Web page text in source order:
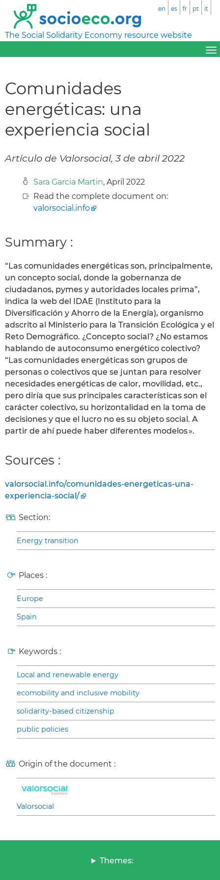
The Social Solidarity Economy resource website
en es fr pt it
Comunidades
energéticas: una
experiencia social
Artículo de Valorsocial, 3 de abril 2022
Sara Garcia Martin, April 2022
Read the complete document on:
valorsocial.info
Summary :
“Las comunidades energéticas son, principalmente,
un concepto social, donde la gobernanza de
ciudadanos, pymes y autoridades locales prima”,
indica la web del IDAE (Instituto para la
Diversificación y Ahorro de la Energía), organismo
adscrito al Ministerio para la Transición Ecológica y el
Reto Demográfico. ¿Concepto social? ¿No estamos
hablando de autoconsumo energético colectivo?
“Las comunidades energéticas son grupos de
personas o colectivos que se juntan para resolver
necesidades energéticas de calor, movilidad, etc.,
pero diría que sus principales características son el
carácter colectivo, su horizontalidad en la toma de
decisiones y que el lucro no es su objeto social. A
partir de ahí puede haber diferentes modelos ».
Sources :
valorsocial.info/comunidades-energeticas-una-
experiencia-social/
Section:
Energy transition
Places :
Europe
Spain
Keywords :
Local and renewable energy
ecomobility and inclusive mobility
solidarity-based citizenship
public policies
Origin of the document :
Valorsocial
Themes: